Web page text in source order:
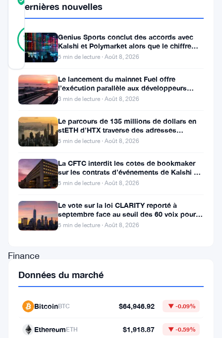
SCORE
92 %
RÉEL
Vérifié
votes
Mis à jour 3 ans il y a
Dans
geste
important
visant
consolider
position
Finance
sein
Solana,
Dernières nouvelles
Genius Sports conclut des accords avec
Kalshi et Polymarket alors que le chiffre
d’affaires du T2 atteint
5 min de lecture · Août 8, 2026
Le lancement du mainnet Fuel offre
l’exécution parallèle aux développeurs
d’Ethereum
3 min de lecture · Août 8, 2026
Le parcours de 135 millions de dollars en
stETH d’HTX traverse des adresses
Poloniex
5 min de lecture · Août 8, 2026
La CFTC interdit les cotes de bookmaker
sur les contrats d’événements de Kalshi et
Polymarket
5 min de lecture · Août 8, 2026
Le vote sur la loi CLARITY reporté à
septembre face au seuil des 60 voix pour le
projet de loi crypto
5 min de lecture · Août 8, 2026
Données du marché
BitcoinBTC $64,946.92 ▼ -0.09%
EthereumETH $1,918.87 ▼ -0.59%